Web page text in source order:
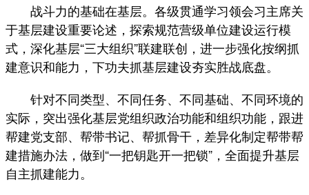
战斗力的基础在基层。各级贯通学习领会习主席关
于基层建设重要论述，探索规范营级单位建设运行模
式，深化基层“三大组织”联建联创，进一步强化按纲抓
建意识和能力，下功夫抓基层建设夯实胜战底盘。
针对不同类型、不同任务、不同基础、不同环境的
实际，突出强化基层党组织政治功能和组织功能，跟进
帮建党支部、帮带书记、帮抓骨干，差异化制定帮带帮
建措施办法，做到“一把钥匙开一把锁”，全面提升基层
自主抓建能力。